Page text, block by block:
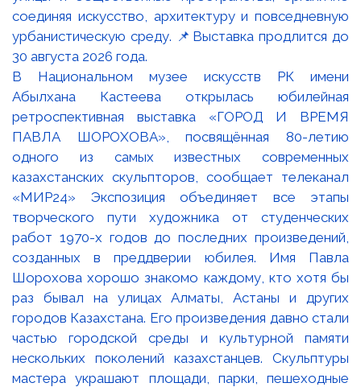
В Национальном музее искусств РК имени
Абылхана Кастеева открылась юбилейная
ретроспективная выставка «ГОРОД И ВРЕМЯ
ПАВЛА ШОРОХОВА», посвящённая 80-летию
одного из самых известных современных
казахстанских скульпторов, сообщает телеканал
«МИР24» Экспозиция объединяет все этапы
творческого пути художника от студенческих
работ 1970-х годов до последних произведений,
созданных в преддверии юбилея. Имя Павла
Шорохова хорошо знакомо каждому, кто хотя бы
раз бывал на улицах Алматы, Астаны и других
городов Казахстана. Его произведения давно стали
частью городской среды и культурной памяти
нескольких поколений казахстанцев. Скульптуры
мастера украшают площади, парки, пешеходные